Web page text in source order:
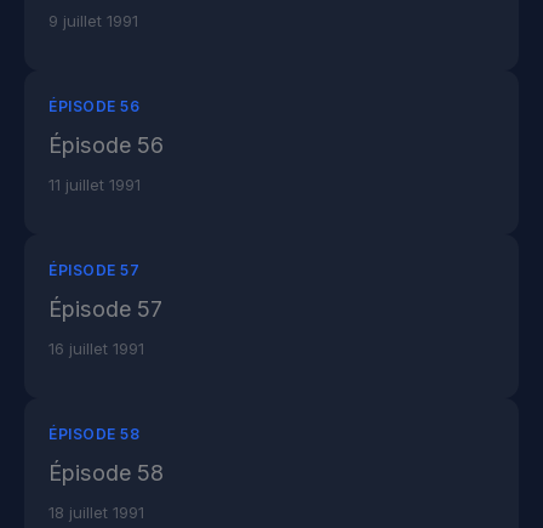
9 juillet 1991
ÉPISODE 56
Épisode 56
11 juillet 1991
ÉPISODE 57
Épisode 57
16 juillet 1991
ÉPISODE 58
Épisode 58
18 juillet 1991